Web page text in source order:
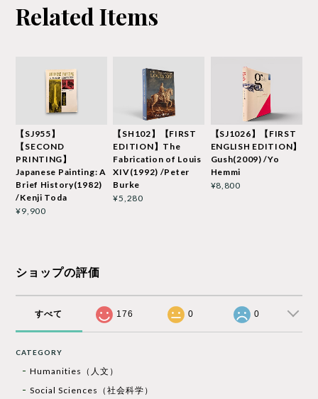
Related Items
【SJ955】
【SECOND
PRINTING】
Japanese Painting: A
Brief History(1982)
/Kenji Toda
¥9,900
【SH102】【FIRST
EDITION】The
Fabrication of Louis
XIV(1992) /Peter
Burke
¥5,280
【SJ1026】【FIRST
ENGLISH EDITION】
Gush(2009) /Yo
Hemmi
¥8,800
ショップの評価
すべて 176 0 0
CATEGORY
Humanities（人文）
Social Sciences（社会科学）